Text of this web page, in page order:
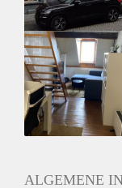
- UITSLUITEND
STUDENT.
ALGEMENE